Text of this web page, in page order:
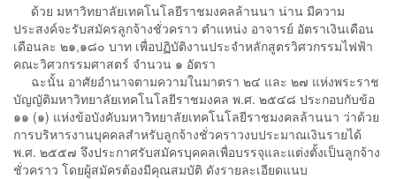
ด้วย มหาวิทยาลัยเทคโนโลยีราชมงคลล้านนา น่าน มีความ
ประสงค์จะรับสมัครลูกจ้างชั่วคราว ตำแหน่ง อาจารย์ อัตราเงินเดือน
เดือนละ ๒๑,๑๘๐ บาท เพื่อปฏิบัติงานประจำหลักสูตรวิศวกรรมไฟฟ้า
คณะวิศวกรรมศาสตร์ จำนวน ๑ อัตรา
ฉะนั้น อาศัยอำนาจตามความในมาตรา ๒๔ และ ๒๗ แห่งพระราช
บัญญัติมหาวิทยาลัยเทคโนโลยีราชมงคล พ.ศ. ๒๕๔๘ ประกอบกับข้อ
๑๑ (๑) แห่งข้อบังคับมหาวิทยาลัยเทคโนโลยีราชมงคลล้านนา ว่าด้วย
การบริหารงานบุคคลสำหรับลูกจ้างชั่วคราวงบประมาณเงินรายได้
พ.ศ. ๒๕๕๗ จึงประกาศรับสมัครบุคคลเพื่อบรรจุและแต่งตั้งเป็นลูกจ้าง
ชั่วคราว โดยผู้สมัครต้องมีคุณสมบัติ ดังรายละเอียดแนบ